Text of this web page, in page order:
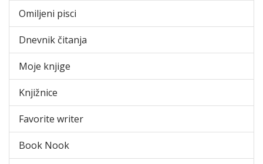
Omiljeni pisci
Dnevnik čitanja
Moje knjige
Knjižnice
Favorite writer
Book Nook